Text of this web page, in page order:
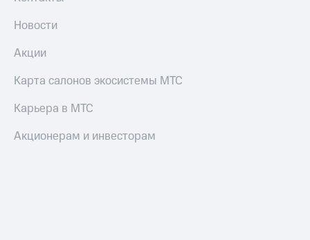
Новости
Акции
Карта салонов экосистемы МТС
Карьера в МТС
Акционерам и инвесторам